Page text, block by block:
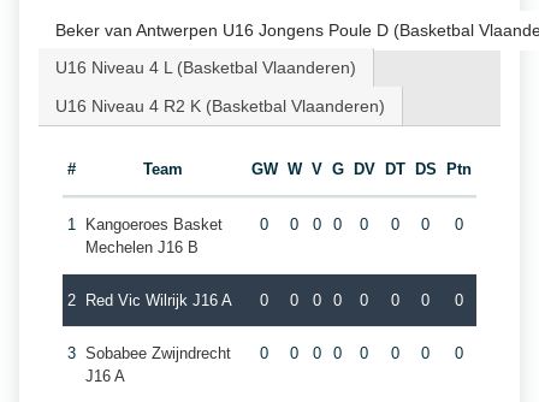
Beker van Antwerpen U16 Jongens Poule D (Basketbal
U16 Niveau 4 L (Basketbal Vlaanderen)
U16 Niveau 4 R2 K (Basketbal Vlaanderen)
# Team GW W V G DV DT DS Ptn
1
Kangoeroes Basket
Mechelen J16 B
0 0 0 0 0 0 0 0
2 Red Vic Wilrijk J16 A 0 0 0 0 0 0 0 0
3 Sobabee Zwijndrecht
J16 A
0 0 0 0 0 0 0 0